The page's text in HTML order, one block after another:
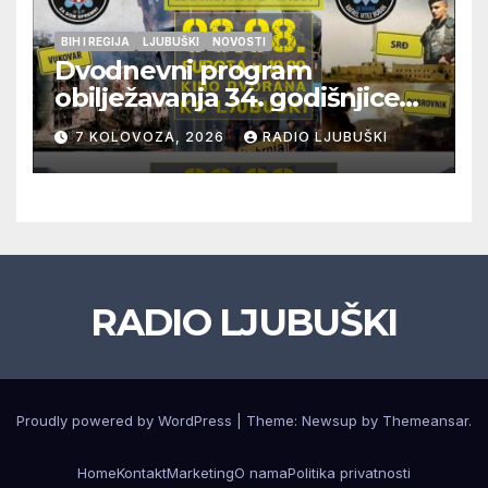
BIH I REGIJA LJUBUŠKI NOVOSTI
Dvodnevni program
obilježavanja 34. godišnjice
pogibije generala Blaža
Kraljevića i osmorice
pripadnika HOS-a
7 KOLOVOZA, 2026 RADIO LJUBUŠKI
RADIO LJUBUŠKI
Proudly powered by WordPress Theme: Newsup by Themeansar.
HomeKontaktMarketingO namaPolitika privatnosti